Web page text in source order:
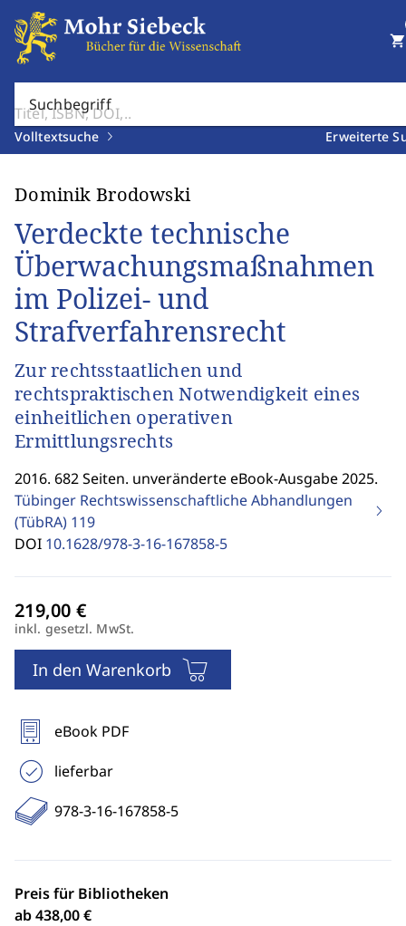
Suchbegriff
Volltextsuche Erweiterte
shopping_cart
Dominik Brodowski
Verdeckte technische
Überwachungsmaßnahmen
im Polizei- und
Strafverfahrensrecht
Zur rechtsstaatlichen und
rechtspraktischen Notwendigkeit eines
einheitlichen operativen
Ermittlungsrechts
2016. 682 Seiten. unveränderte eBook-Ausgabe 2025.
Tübinger Rechtswissenschaftliche Abhandlungen
(TübRA) 119
DOI 10.1628/978-3-16-167858-5
inkl. gesetzl. MwSt.
In den Warenkorb
eBook PDF
lieferbar
978-3-16-167858-5
Preis für Bibliotheken
ab 438,00 €